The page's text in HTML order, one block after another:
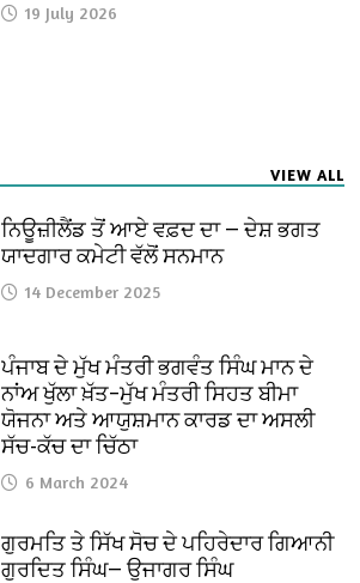
19 July 2026
VIEW ALL
ਨਿਊਜ਼ੀਲੈਂਡ ਤੋਂ ਆਏ ਵਫ਼ਦ ਦਾ — ਦੇਸ਼ ਭਗਤ
ਯਾਦਗਾਰ ਕਮੇਟੀ ਵੱਲੋਂ ਸਨਮਾਨ
14 December 2025
ਪੰਜਾਬ ਦੇ ਮੁੱਖ ਮੰਤਰੀ ਭਗਵੰਤ ਸਿੰਘ ਮਾਨ ਦੇ
ਨਾਂਅ ਖੁੱਲਾ ਖ਼ੱਤ–ਮੁੱਖ ਮੰਤਰੀ ਸਿਹਤ ਬੀਮਾ
ਯੋਜਨਾ ਅਤੇ ਆਯੁਸ਼ਮਾਨ ਕਾਰਡ ਦਾ ਅਸਲੀ
ਸੱਚ-ਕੱਚ ਦਾ ਚਿੱਠਾ
6 March 2024
ਗੁਰਮਤਿ ਤੇ ਸਿੱਖ ਸੋਚ ਦੇ ਪਹਿਰੇਦਾਰ ਗਿਆਨੀ
ਗੁਰਦਿਤ ਸਿੰਘ— ਉਜਾਗਰ ਸਿੰਘ